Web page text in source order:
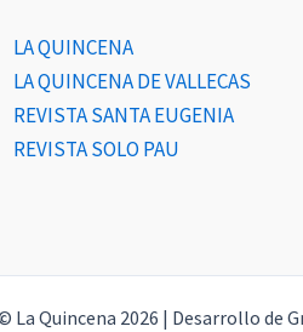
LA QUINCENA
LA QUINCENA DE VALLECAS
REVISTA SANTA EUGENIA
REVISTA SOLO PAU
La Quincena 2026 | Desarrollo de